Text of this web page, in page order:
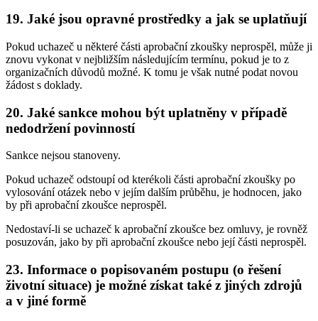
19. Jaké jsou opravné prostředky a jak se uplatňují
Pokud uchazeč u některé části aprobační zkoušky neprospěl, může ji
znovu vykonat v nejbližším následujícím termínu, pokud je to z
organizačních důvodů možné. K tomu je však nutné podat novou
žádost s doklady.
20. Jaké sankce mohou být uplatněny v případě
nedodržení povinností
Sankce nejsou stanoveny.
Pokud uchazeč odstoupí od kterékoli části aprobační zkoušky po
vylosování otázek nebo v jejím dalším průběhu, je hodnocen, jako
by při aprobační zkoušce neprospěl.
Nedostaví-li se uchazeč k aprobační zkoušce bez omluvy, je rovněž
posuzován, jako by při aprobační zkoušce nebo její části neprospěl.
23. Informace o popisovaném postupu (o řešení
životní situace) je možné získat také z jiných zdrojů
a v jiné formě